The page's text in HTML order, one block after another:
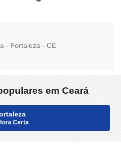
- Fortaleza - CE
em Ceará
Certa